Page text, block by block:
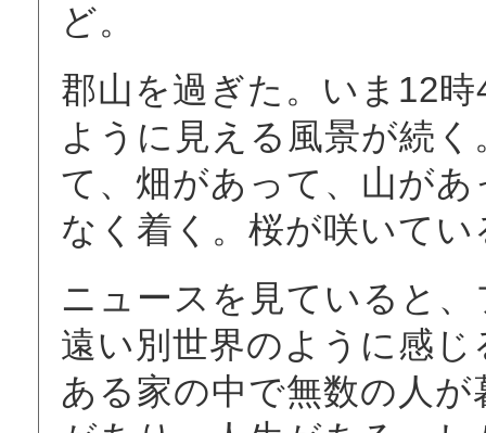
ど。
郡山を過ぎた。いま12
ように見える風景が続
て、畑があって、山が
なく着く。桜が咲いて
ニュースを見ていると
遠い別世界のように感
ある家の中で無数の人